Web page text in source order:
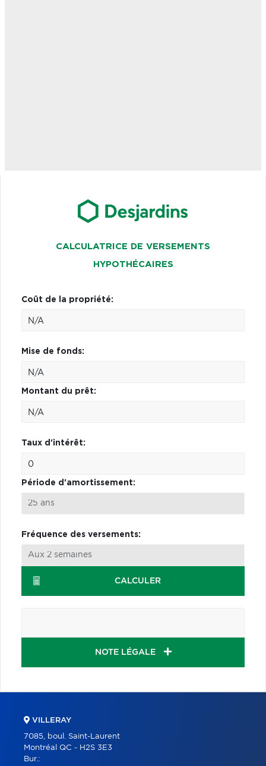
CALCULATRICE DE VERSEMENTS
HYPOTHÉCAIRES
Coût de la propriété:
Mise de fonds:
Montant du prêt:
Taux d'intérêt:
Période d'amortissement:
Fréquence des versements:
CALCULER
NOTE LÉGALE
VILLERAY
7085, boul. Saint-Laurent
Montréal QC - H2S 3E3
Bur.: